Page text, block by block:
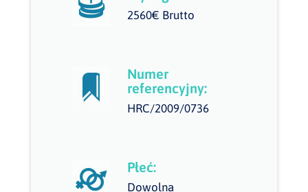
2560€ Brutto
Numer
referencyjny:
HRC/2009/0736
Płeć:
Dowolna